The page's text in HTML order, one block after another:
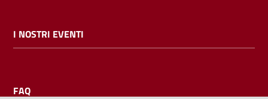
I NOSTRI EVENTI
FAQ